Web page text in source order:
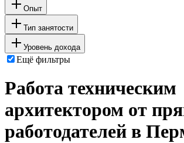
Опыт
Тип занятости
Уровень дохода
Ещё фильтры
Работа техническим
архитектором от
работодателей в